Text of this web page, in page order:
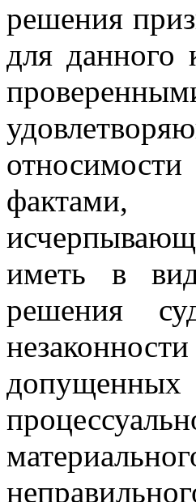
решения
для данного
иметь в
решения